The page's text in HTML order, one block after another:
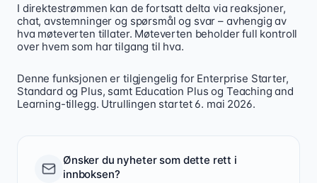
I direktestrømmen kan de fortsatt delta via reaksjoner,
chat, avstemninger og spørsmål og svar – avhengig av
hva møteverten tillater. Møteverten beholder full kontroll
over hvem som har tilgang til hva.
Denne funksjonen er tilgjengelig for Enterprise Starter,
Standard og Plus, samt Education Plus og Teaching and
Learning-tillegg. Utrullingen startet 6. mai 2026.
Ønsker du nyheter som dette rett i
innboksen?